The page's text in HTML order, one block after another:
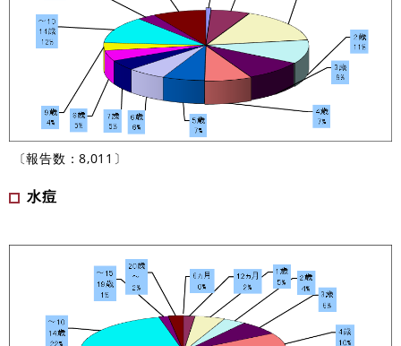
〔報告数：8,011〕
水痘